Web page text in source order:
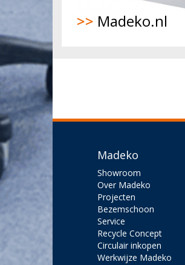
>> Madeko.nl
Madeko
Showroom
Over Madeko
Projecten
Bezemschoon
Service
Recycle Concept
Circulair inkopen
Werkwijze Madeko